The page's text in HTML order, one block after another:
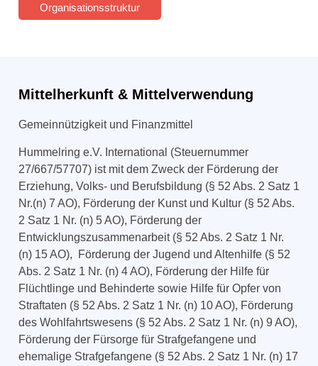
Organisationsstruktur
Mittelherkunft & Mittelverwendung
Gemeinnützigkeit und Finanzmittel
Hummelring e.V. International (Steuernummer
27/667/57707) ist mit dem Zweck der Förderung der
Erziehung, Volks- und Berufsbildung (§ 52 Abs. 2 Satz 1
Nr.(n) 7 AO), Förderung der Kunst und Kultur (§ 52 Abs.
2 Satz 1 Nr. (n) 5 AO), Förderung der
Entwicklungszusammenarbeit (§ 52 Abs. 2 Satz 1 Nr.
(n) 15 AO),
Förderung der Jugend und Altenhilfe (§ 52
Abs. 2 Satz 1 Nr. (n) 4 AO), Förderung der Hilfe für
Flüchtlinge und Behinderte sowie Hilfe für Opfer von
Straftaten (§ 52 Abs. 2 Satz 1 Nr. (n) 10 AO), Förderung
des Wohlfahrtswesens (§ 52 Abs. 2 Satz 1 Nr. (n) 9 AO),
Förderung der Fürsorge für Strafgefangene und
ehemalige Strafgefangene (§ 52 Abs. 2 Satz 1 Nr. (n) 17